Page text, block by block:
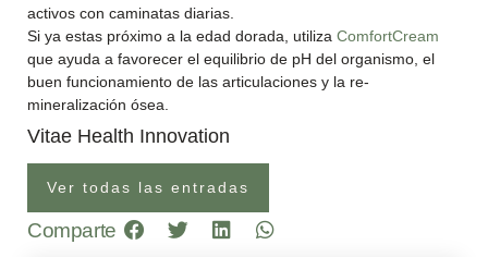
activos con caminatas diarias.
Si ya estas próximo a la edad dorada, utiliza ComfortCream
que ayuda a favorecer el equilibrio de pH del organismo, el
buen funcionamiento de las articulaciones y la re-
mineralización ósea.
Vitae Health Innovation
Ver todas las entradas
Comparte